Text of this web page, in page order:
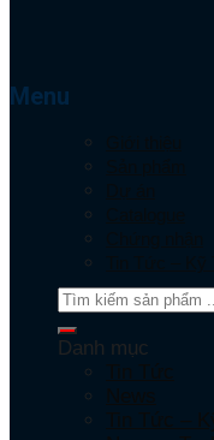
Menu
Danh mục